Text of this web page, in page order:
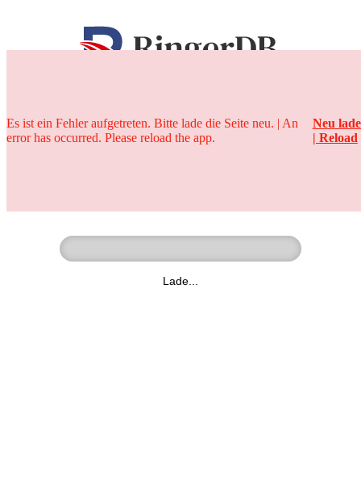
25 Jahre
Lade...
Es ist ein Fehler aufgetreten. Bitte lade die Seite neu. | An
error has occurred. Please reload the app.
Neu
| Reload